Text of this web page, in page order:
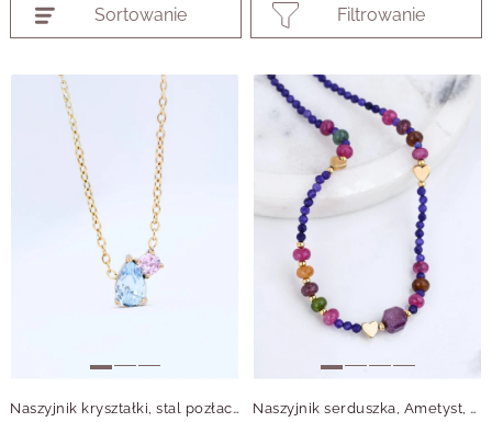
Sortowanie Filtrowanie
Naszyjnik kryształki, stal pozłacana S315516Z00 Naszyjnik serduszka, Ametyst, stal pozłacana S315011Z00